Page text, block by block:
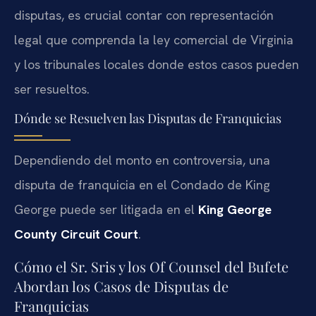
disputas, es crucial contar con representación
legal que comprenda la ley comercial de Virginia
y los tribunales locales donde estos casos pueden
ser resueltos.
Dónde se Resuelven las Disputas de Franquicias
Dependiendo del monto en controversia, una
disputa de franquicia en el Condado de King
George puede ser litigada en el King George
County Circuit Court.
Cómo el Sr. Sris y los Of Counsel del Bufete
Abordan los Casos de Disputas de
Franquicias